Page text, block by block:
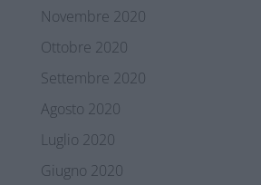
Novembre 2020
Ottobre 2020
Settembre 2020
Agosto 2020
Luglio 2020
Giugno 2020